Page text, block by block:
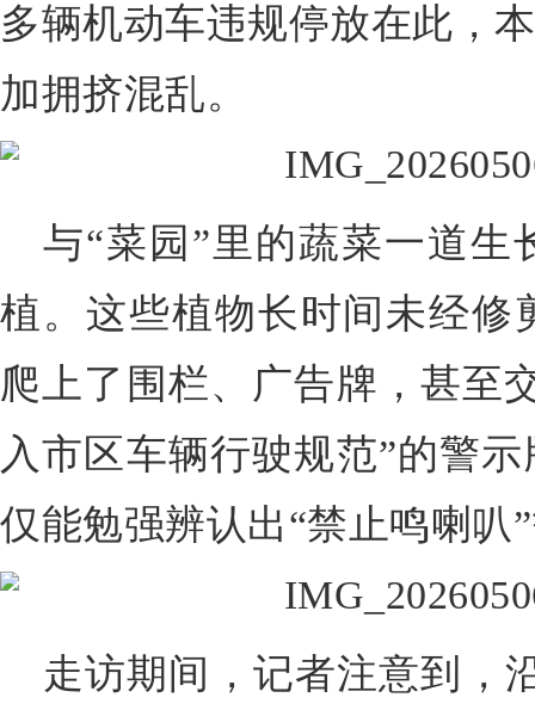
多辆机动车违规停放在此，
加拥挤混乱。
与“菜园”里的蔬菜一道
植。这些植物长时间未经修
爬上了围栏、广告牌，甚至
入市区车辆行驶规范”的警
仅能勉强辨认出“禁止鸣喇叭
走访期间，记者注意到，